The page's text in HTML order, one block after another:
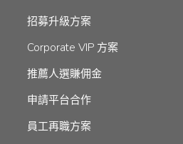
招募升級方案
Corporate VIP 方案
推薦人選賺佣金
申請平台合作
員工再職方案